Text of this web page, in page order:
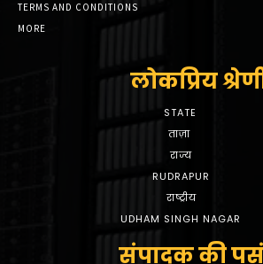
TERMS AND CONDITIONS
MORE
लोकप्रिय
STATE
ताज़ा
राज्य
RUDRAPUR
राष्ट्रीय
UDHAM SINGH NAGAR
संपादक की